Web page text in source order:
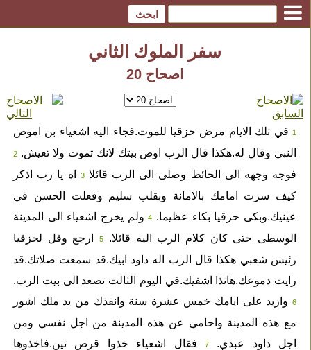
سفر الملوك الثاني
اصحاح 20
1في تلك الايام مرض حزقيا للموت.فجاء اليه اشعياء بن اموص
النبي وقال له.هكذا قال الرب اوص بيتك لانك تموت ولا تعيش. 2
فوجه وجهه الى الحائط وصلى الى الرب قائلا 3اه يا رب اذكر
كيف سرت امامك بالامانة وبقلب سليم وفعلت الحسن في
عينيك.وبكى حزقيا بكاء عظيما. 4ولم يخرج اشعياء الى المدينة
الوسطى حتى كان كلام الرب اليه قائلا.
5ارجع وقل لحزقيا
رئيس شعبي هكذا قال الرب اله داود ابيك.قد سمعت صلاتك.قد
رايت دموعك.هانذا اشفيك.في اليوم الثالث تصعد الى بيت الرب.
6وازيد على ايامك خمس عشرة سنة وانقذك من يد ملك اشور
مع هذه المدينة واحامي عن هذه المدينة من اجل نفسي ومن
اجل داود عبدي.
7فقال اشعياء خذوا قرص تين.فاخذوها